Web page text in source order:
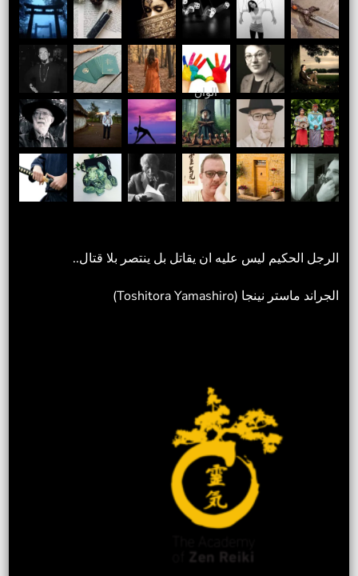
الوان
الرجل الحكيم ليس عليه ان يقاتل بل ينتصر بلا قتال..
الجراند ماستر نينجا (Toshitora Yamashiro)